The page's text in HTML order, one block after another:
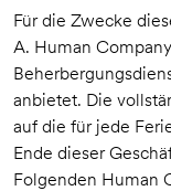
Für die Zwecke
A. Human
anbietet. Die
auf die für jede
Ende dieser
Folgenden Human